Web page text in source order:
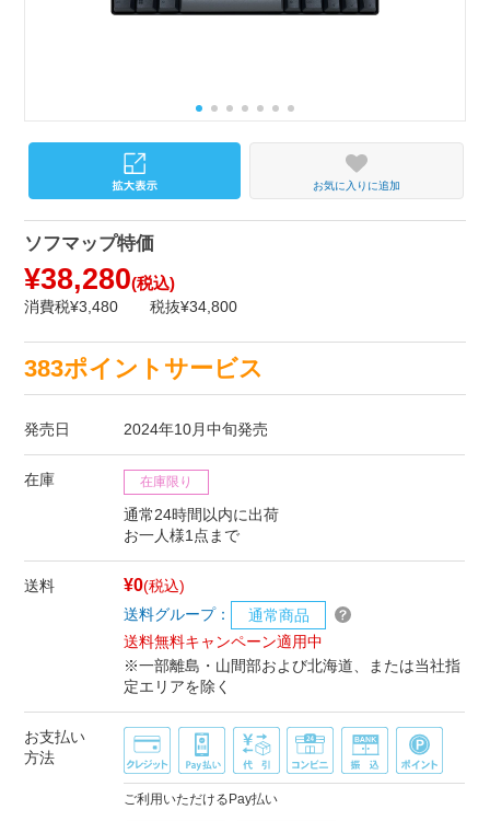
お気に入りに追加
ソフマップ特価
¥38,280(税込)
消費税¥3,480 税抜¥34,800
383ポイントサービス
発売日 2024年10月中旬発売
在庫 在庫限り
通常24時間以内に出荷
お一人様1点まで
送料 ¥0(税込)
送料グループ：
通常商品
送料無料キャンペーン適用中
※一部離島・山間部および北海道、または当社指
定エリアを除く
お支払い
方法
ご利用いただけるPay払い